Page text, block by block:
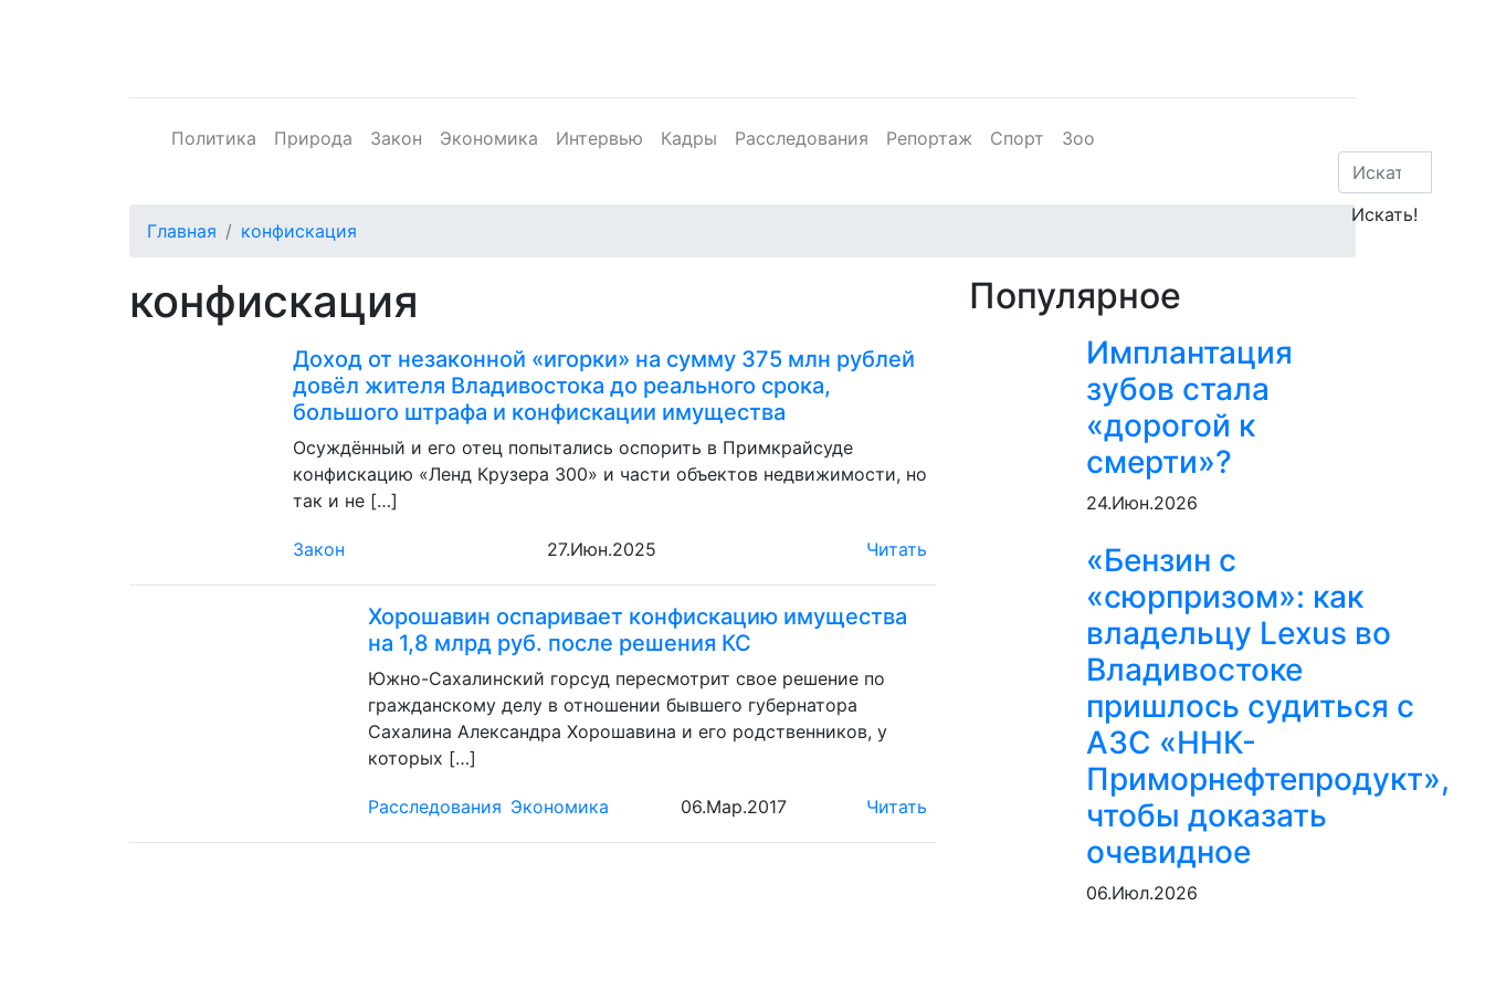
Политика Природа Закон Экономика Интервью Кадры Расследования Репортаж Спорт Зоо
Главная конфискация
конфискация
Доход от незаконной «игорки» на сумму 375 млн рублей
довёл жителя Владивостока до реального срока,
большого штрафа и конфискации имущества
Осуждённый и его отец попытались оспорить в Примкрайсуде
конфискацию «Ленд Крузера 300» и части объектов недвижимости, но
так и не […]
Закон 27.Июн.2025 Читать
Хорошавин оспаривает конфискацию имущества
на 1,8 млрд руб. после решения КС
Южно-Сахалинский горсуд пересмотрит свое решение по
гражданскому делу в отношении бывшего губернатора
Сахалина Александра Хорошавина и его родственников, у
которых […]
Расследования Экономика 06.Мар.2017 Читать
Популярное
Имплантация
зубов стала
«дорогой к
смерти»?
24.Июн.2026
«Бензин с
«сюрпризом»: как
владельцу Lexus во
Владивостоке
пришлось судиться с
АЗС «ННК-
Приморнефтепродукт»,
чтобы доказать
очевидное
06.Июл.2026